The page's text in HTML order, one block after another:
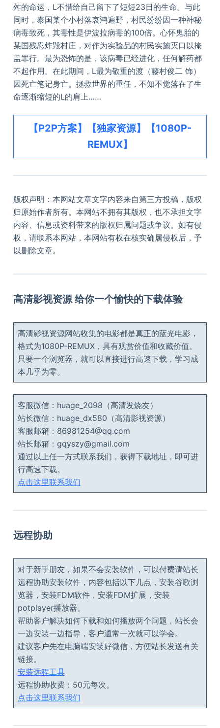
舛的命运，L不惜给自己留下了短短23日的生命。与此
同时，泰国某个小村落哀鸿遍野，村民纷纷因一种神秘
病毒致死，其毒性是伊波拉病毒的100倍。心怀鬼胎的
某国残忍炸毁村庄，对作为实验品的村民实施灭口以掩
盖罪行。最为恐怖的是，该病毒已经进化，任何解药都
不起作用。在此期间，L最为敬重的渡（藤村俊二 饰）
因死亡笔记身亡。拯救世界的重任，不知不觉落在了生
命逐渐缩短的L的肩上……
【P2P方案】【独家资源】【1080P-
REMUX】
版权声明：本网站文章文字内容来自第三方投稿，版权
归原始作者所有。本网站不拥有其版权，也不承担文字
内容、信息或资料带来的版权归属问题或争议。如有侵
权，请联系本网站，本网站有权在核实确属侵权后，予
以删除文章。
高清影视资源 给你一个愉快的下载体验
高清影视资源网站收集的电影都是真正的蓝光电影，
格式为1080P-REMUX，具有观赏价值和收藏价值。
只要一个浏览器，就可以直接进行高速下载，学习成
本几乎为零。
客服微信：huage_2098（高清发烧友）
站长微信：huage_dx580（高清影视资源）
客服邮箱：86981254@qq.com
站长邮箱：gqyszy@gmail.com
通过以上任一方式联系我们，获得下载地址，即可进
行高速下载。
点击这里联系我们
远程协助
对于新手朋友，如果不会安装软件，可以付费请站长
远程协助安装软件，内容包括以下几点，安装谷歌浏
览器，安装FDM软件，安装FDM扩展，安装
potplayer播放器。
帮助客户解决如何下载和如何播放两个问题，站长会
一边安装一边指导，客户通常一次就可以学会。
建议客户先在电脑端安装好微信，方便站长发送有关
链接。
安装远程工具
远程协助收费：50元每次。
点击这里联系我们